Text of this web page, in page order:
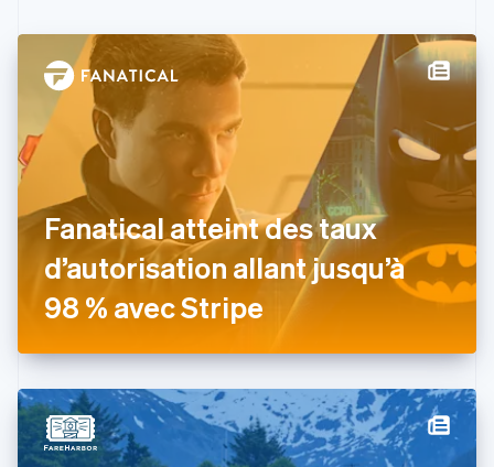
Fanatical atteint des taux
d’autorisation allant jusqu’à
98 % avec Stripe
English Français
Chine continentale
简体中文 English
Chypre
English
Croatie
English Italiano
Danemark
English
Émirats arabes unis
English
Espagne
EspañolEnglish
English
États-Unis
English Español简体中文
Finlande
EnglishSvenska